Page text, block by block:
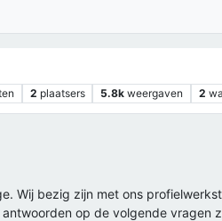
2 plaatsers 5.8k weergaven 2
Wij bezig zijn met ons
op de volgende